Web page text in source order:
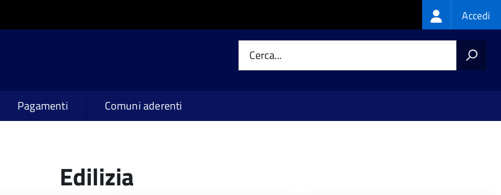
Login
menu
Accedi
Cerca...
Pagamenti Comuni aderenti
Edilizia